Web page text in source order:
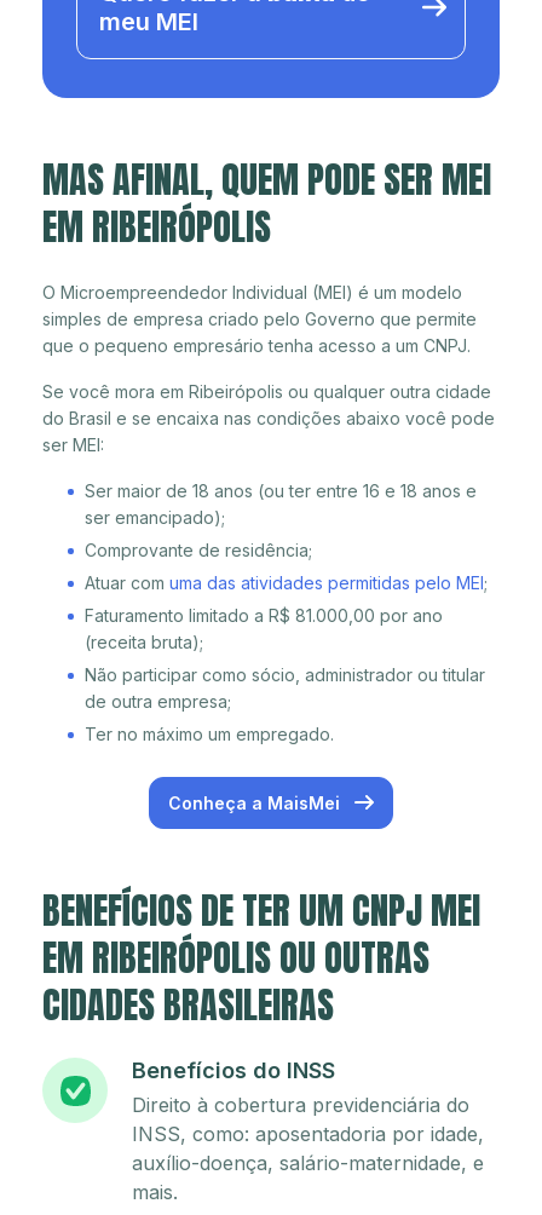
meu MEI
MAS AFINAL, QUEM PODE SER MEI
EM RIBEIRÓPOLIS
O Microempreendedor Individual (MEI) é um modelo
simples de empresa criado pelo Governo que permite
que o pequeno empresário tenha acesso a um CNPJ.
Se você mora em Ribeirópolis ou qualquer outra cidade
do Brasil e se encaixa nas condições abaixo você pode
ser MEI:
Ser maior de 18 anos (ou ter entre 16 e 18 anos e
ser emancipado);
Comprovante de residência;
Atuar com uma das atividades permitidas pelo MEI;
Faturamento limitado a R$ 81.000,00 por ano
(receita bruta);
Não participar como sócio, administrador ou titular
de outra empresa;
Ter no máximo um empregado.
Conheça a MaisMei
BENEFÍCIOS DE TER UM CNPJ MEI
EM RIBEIRÓPOLIS OU OUTRAS
CIDADES BRASILEIRAS
Benefícios do INSS
Direito à cobertura previdenciária do
INSS, como: aposentadoria por idade,
auxílio-doença, salário-maternidade, e
mais.